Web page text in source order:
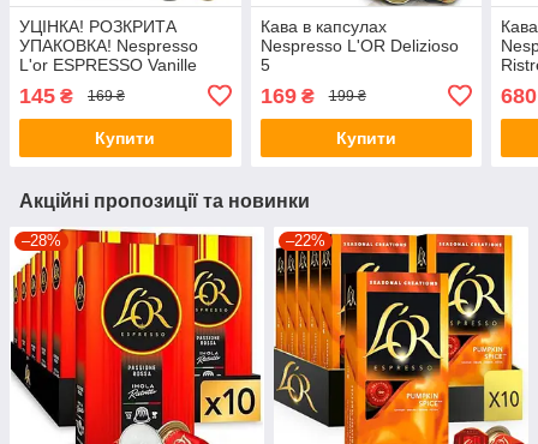
УЦІНКА! РОЗКРИТА
УПАКОВКА! Nespresso
L'or ESPRESSO Vanille
145 ₴ 169 ₴
Купити
Кава в капсулах
Nespresso L'OR Delizioso
5
169₴ 199 ₴
Купити
по
680
Акційні пропозиції та новинки
–28% –22%